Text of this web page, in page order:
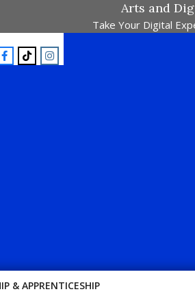
Arts and
Take Your Digital
!! E-Majalah Pertandingan Dalam Satu
& APPRENTICESHIP